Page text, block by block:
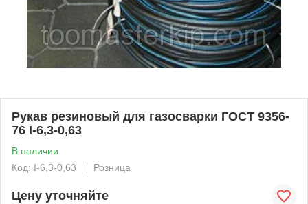
Рукав резиновый для газосварки ГОСТ 9356-
76 I-6,3-0,63
В наличии
Код: I-6,3-0,63
Розница
Цену уточняйте